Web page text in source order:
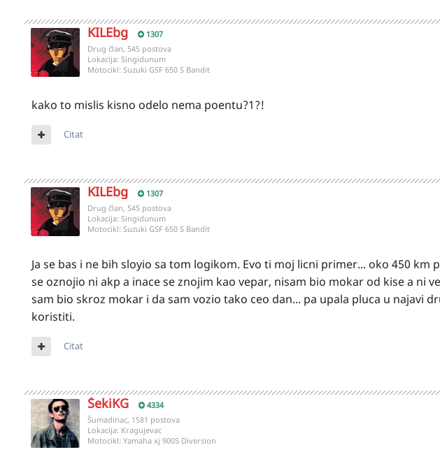
KILEbg 1307
Drug član, 545 postova
Lokacija: Singidunum
Motocikl: Suzuki GSF 650 S Bandit
kako to mislis kisno odelo nema poentu?1?!
Citat
KILEbg 1307
Drug član, 545 postova
Lokacija: Singidunum
Motocikl: Suzuki GSF 650 S Bandit
Ja se bas i ne bih sloyio sa tom logikom. Evo ti moj licni primer... oko 450
se oznojio ni akp a inace se znojim kao vepar, nisam bio mokar od kise a ni
sam bio skroz mokar i da sam vozio tako ceo dan... pa upala pluca u najavi
koristiti.
Citat
ŠekiKG 4334
Šumadinac, 1581 postova
Lokacija: Kragujevac
Motocikl: Yamaha xj 900S Diversion